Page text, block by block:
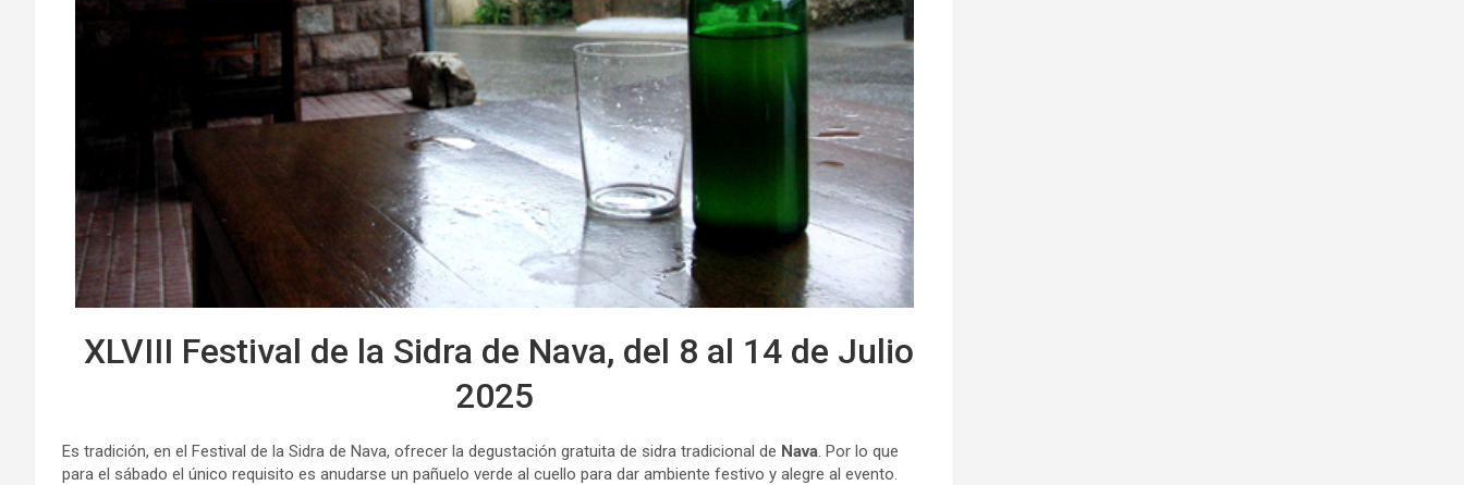
XLVIII Festival de la Sidra de Nava, del 8 al 14 de Julio
2025
Es tradición, en el Festival de la Sidra de Nava, ofrecer la degustación gratuita de sidra tradicional de Nava . Por lo que
para el sábado el único requisito es anudarse un pañuelo verde al cuello para dar ambiente festivo y alegre al evento.